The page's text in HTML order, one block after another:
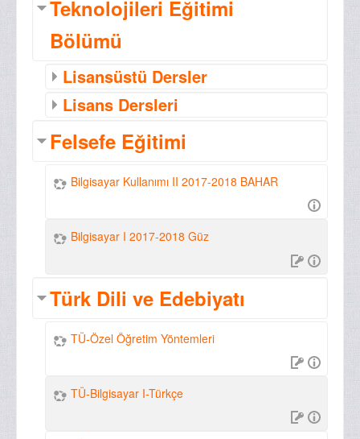
Teknolojileri Eğitimi
Bölümü
Lisansüstü Dersler
Lisans Dersleri
Felsefe Eğitimi
Bilgisayar Kullanımı II 2017-2018 BAHAR
Bilgisayar I 2017-2018 Güz
Türk Dili ve Edebiyatı
TÜ-Özel Öğretim Yöntemleri
TÜ-Bilgisayar I-Türkçe